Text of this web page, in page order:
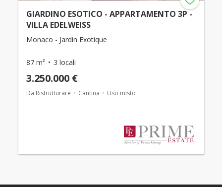
GIARDINO ESOTICO - APPARTAMENTO 3P -
VILLA EDELWEISS
Monaco - Jardin Exotique
87 m² 3 locali
3.250.000 €
Da Ristrutturare Cantina Uso misto